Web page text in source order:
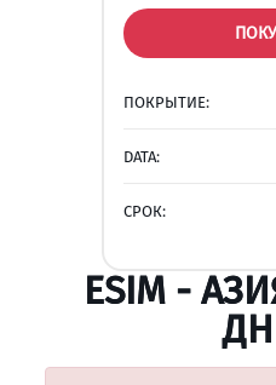
ПОКРЫТИЕ:
DATA:
СРОК:
ESIM -